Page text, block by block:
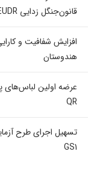
قانون‌جنگل زدایی EUDR
افزایش شفافیت و
هندوستان
عرضه اولین لباس‌های
QR
GS1